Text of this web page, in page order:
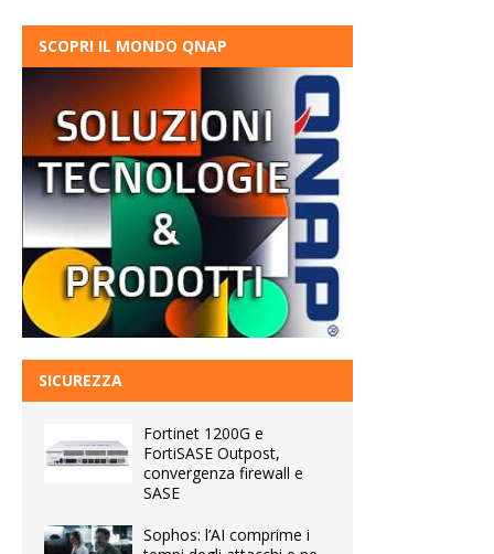
SCOPRI IL MONDO QNAP
SICUREZZA
Fortinet 1200G e
FortiSASE Outpost,
convergenza firewall e
SASE
Sophos: l’AI comprime i